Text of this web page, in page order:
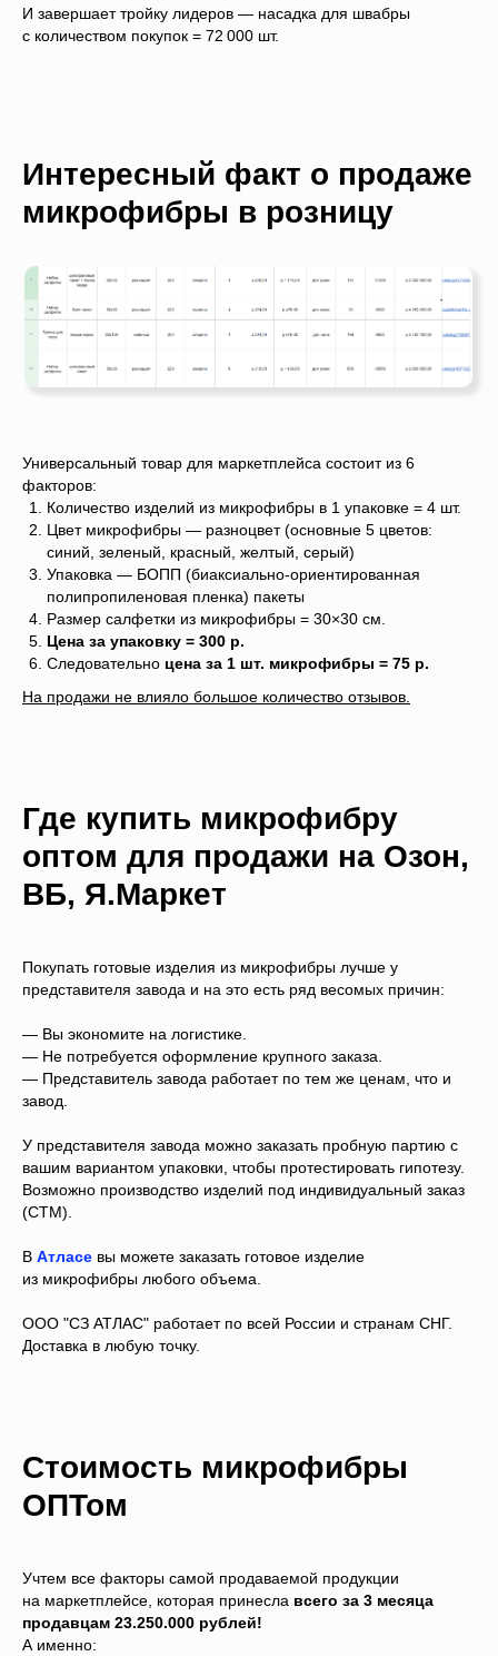
И завершает тройку лидеров — насадка для швабры
с количеством покупок = 72 000 шт.
Интересный факт о продаже
микрофибры в розницу
Универсальный товар для маркетплейса состоит из 6
факторов:
Количество изделий из микрофибры в 1 упаковке = 4 шт.
Цвет микрофибры — разноцвет (основные 5 цветов:
синий, зеленый, красный, желтый, серый)
Упаковка — БОПП (биаксиально-ориентированная
полипропиленовая пленка) пакеты
Размер салфетки из микрофибры = 30×30 см.
Цена за упаковку = 300 р.
Следовательно цена за 1 шт. микрофибры = 75 р.
На продажи не влияло большое количество отзывов.
Где купить микрофибру
оптом для продажи на Озон,
ВБ, Я.Маркет
Покупать готовые изделия из микрофибры лучше у
представителя завода и на это есть ряд весомых причин:
— Вы экономите на логистике.
— Не потребуется оформление крупного заказа.
— Представитель завода работает по тем же ценам, что и
завод.
У представителя завода можно заказать пробную партию с
вашим вариантом упаковки, чтобы протестировать гипотезу.
Возможно производство изделий под индивидуальный заказ
(СТМ).
В Атласе вы можете заказать готовое изделие
из микрофибры любого объема.
ООО "СЗ АТЛАС" работает по всей России и странам СНГ.
Доставка в любую точку.
Стоимость микрофибры
ОПТом
Учтем все факторы самой продаваемой продукции
на маркетплейсе, которая принесла всего за 3 месяца
продавцам 23.250.000 рублей!
А именно: